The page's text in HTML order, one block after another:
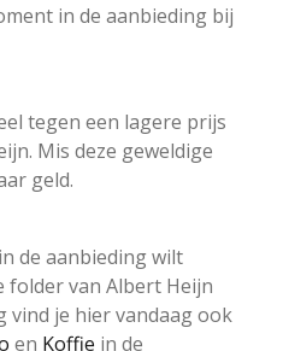
in de aanbieding bij
tegen een lagere prijs
Mis deze geweldige
geld.
de aanbieding wilt
folder van Albert Heijn
vind je hier vandaag ook
en Koffie in de